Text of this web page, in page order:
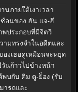
นภายใต้เงาเวลา
ซ้อนของ ฮัน แจ-ฮี
ประกอบที่มีจิตวิ
มทรงจำในอดีตและ
งเธอดูเหมือนจะหยุด
นก้าวไปข้างหน้า
พบกับ คิม ดู-ย็อง (รับ
ารถและ